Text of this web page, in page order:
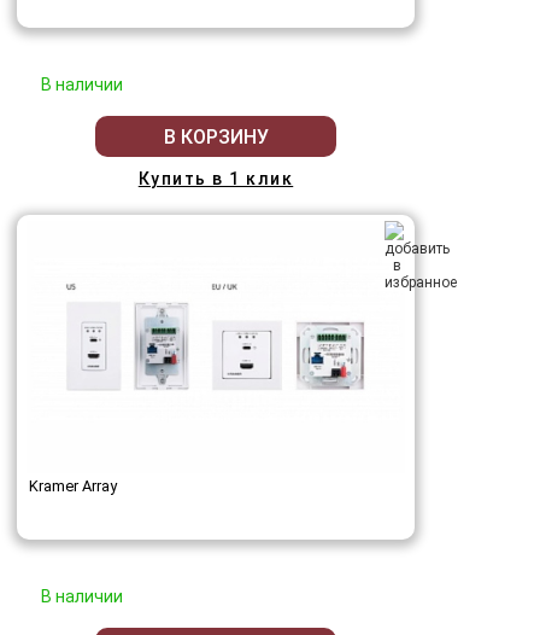
В наличии
В КОРЗИНУ
Купить в 1 клик
Kramer Array
В наличии